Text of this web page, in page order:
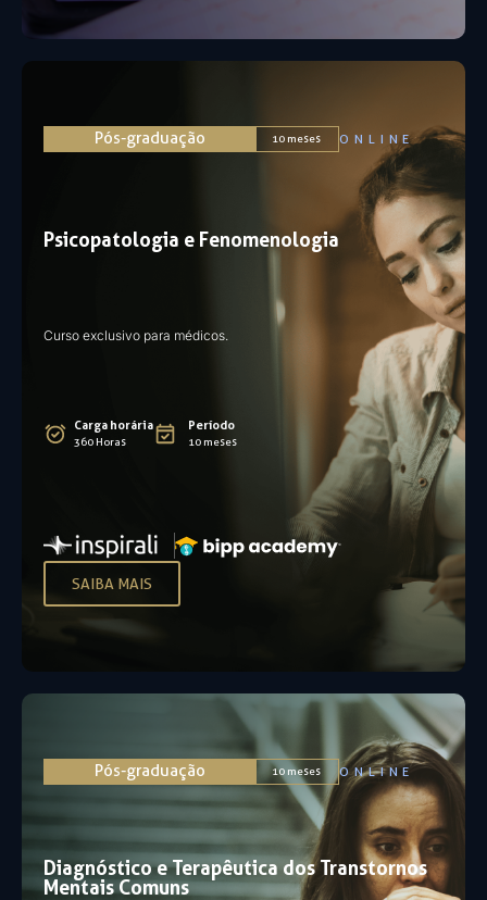
Psicopatologia e Fenomenologia
Curso exclusivo para médicos.
Carga horária
360 Horas
Período
10 meses
Pós-graduação 10 meses ONLINE
SAIBA MAIS
Diagnóstico e Terapêutica dos Transtornos
Mentais Comuns
Pós-graduação 10 meses ONLINE